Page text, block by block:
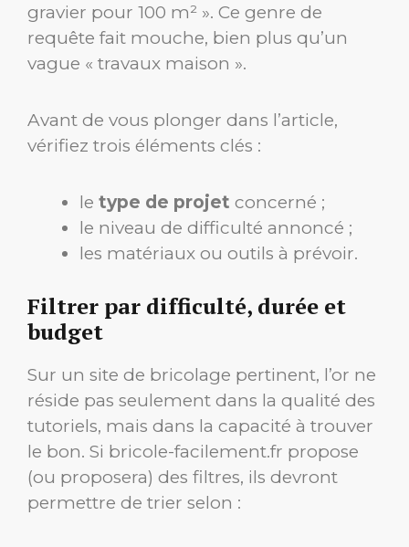
gravier pour 100 m² ». Ce genre de
requête fait mouche, bien plus qu’un
vague « travaux maison ».
Avant de vous plonger dans l’article,
vérifiez trois éléments clés :
le type de projet concerné ;
le niveau de difficulté annoncé ;
les matériaux ou outils à prévoir.
Filtrer par difficulté, durée et
budget
Sur un site de bricolage pertinent, l’or ne
réside pas seulement dans la qualité des
tutoriels, mais dans la capacité à trouver
le bon. Si bricole-facilement.fr propose
(ou proposera) des filtres, ils devront
permettre de trier selon :